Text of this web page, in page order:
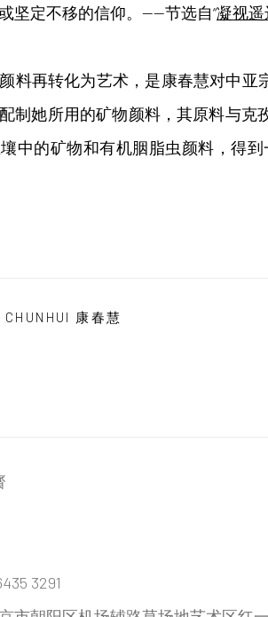
坚定不移的信仰。 ——节选自“凝视
料再转化为艺术，是康春慧对中
制她所用的矿物颜料，其原料与克
中的矿物和有机胭脂虫颜料，得
CHUNHUI 康春慧
3291